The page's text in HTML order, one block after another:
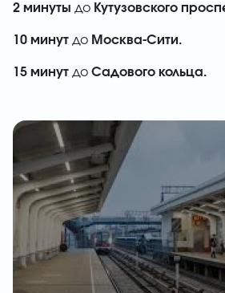
2 минуты до Кутузовского
10 минут до Москва-Сити.
15 минут до Садового кольца.